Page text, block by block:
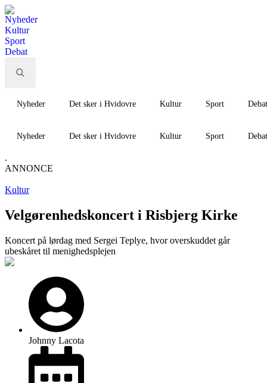
Nyheder
Kultur
Sport
Debat
for:Nyheder Det sker i Hvidovre Kultur Sport Debat
Nyheder Det sker i Hvidovre Kultur Sport Debat
.
ANNONCE
Kultur
Velgørenhedskoncert i Risbjerg Kirke
Koncert på lørdag med Sergei Teplye, hvor overskuddet går
ubeskåret til menighedsplejen
Johnny Lacota